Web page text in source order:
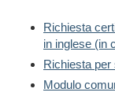
Richiesta
in inglese (in
Richiesta
Modulo